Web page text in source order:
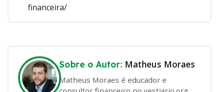
financeira/
Sobre o Autor: Matheus Moraes
Matheus Moraes é educador e